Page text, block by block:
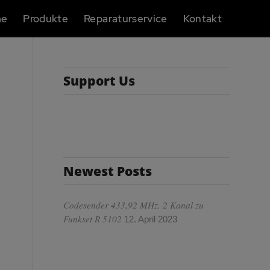
Produkte Reparaturservice Kontakt
Support Us
Newest Posts
Codesender 433,92 MHz. 2 Kanal zu
Funkset R 5102 12. April 2023